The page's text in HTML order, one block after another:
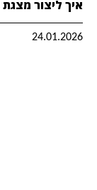
איך ליצור
24.01.2026